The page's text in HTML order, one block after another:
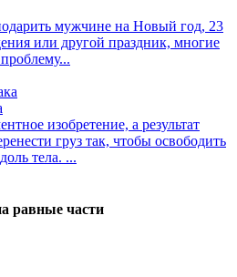
мужчине на Новый год, 23
или другой праздник, многие
изобретение, а результат
груз так, чтобы освободить
тела. ...
равные части